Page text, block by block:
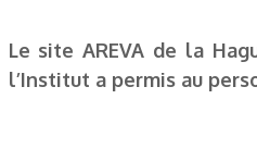
Le site AREVA de la
l’Institut a permis au